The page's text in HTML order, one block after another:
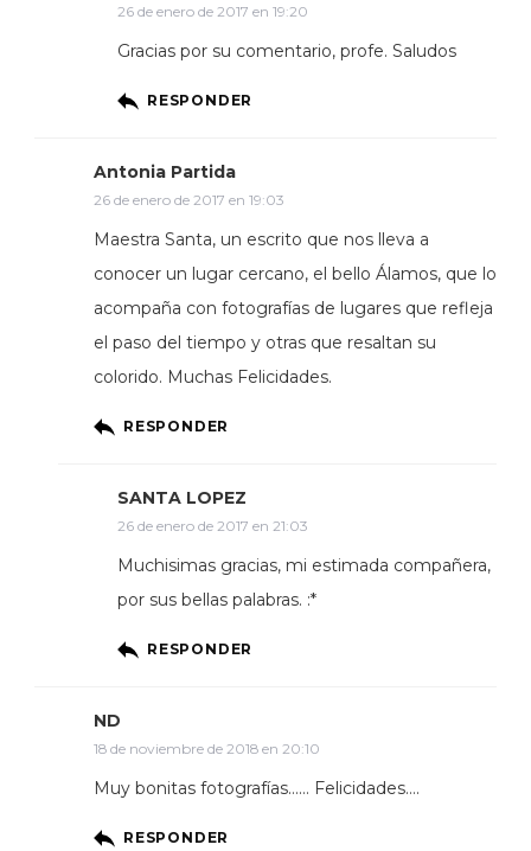
26 de enero de 2017 en 19:20
Gracias por su comentario, profe. Saludos
RESPONDER
Antonia Partida
26 de enero de 2017 en 19:03
Maestra Santa, un escrito que nos lleva a
conocer un lugar cercano, el bello Álamos, que lo
acompaña con fotografías de lugares que refleja
el paso del tiempo y otras que resaltan su
colorido. Muchas Felicidades.
RESPONDER
SANTA LOPEZ
26 de enero de 2017 en 21:03
Muchisimas gracias, mi estimada compañera,
por sus bellas palabras. :*
RESPONDER
ND
18 de noviembre de 2018 en 20:10
Muy bonitas fotografías…… Felicidades….
RESPONDER